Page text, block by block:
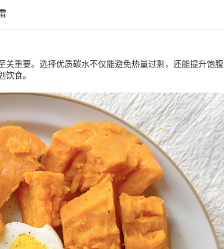
重要。选择优质碳水不仅能避免热量过剩，还能提升饱腹
食。